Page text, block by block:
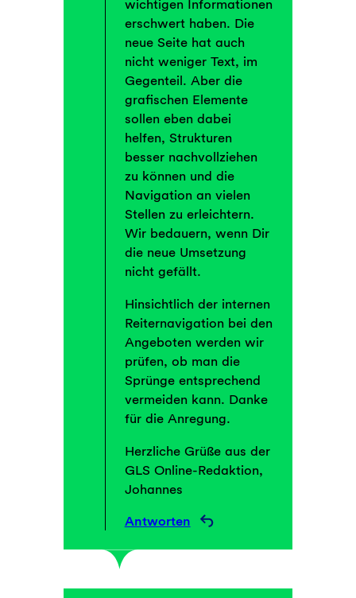
wichtigen Informationen
erschwert haben. Die
neue Seite hat auch
nicht weniger Text, im
Gegenteil. Aber die
grafischen Elemente
sollen eben dabei
helfen, Strukturen
besser nachvollziehen
zu können und die
Navigation an vielen
Stellen zu erleichtern.
Wir bedauern, wenn Dir
die neue Umsetzung
nicht gefällt.
Hinsichtlich der internen
Reiternavigation bei den
Angeboten werden wir
prüfen, ob man die
Sprünge entsprechend
vermeiden kann. Danke
für die Anregung.
Herzliche Grüße aus der
GLS Online-Redaktion,
Johannes
Antworten